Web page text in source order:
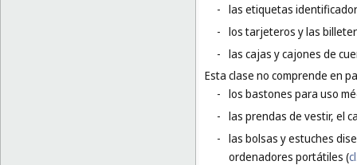
- las etiquetas
- los tarjeteros y las
- las cajas y cajones de
Esta clase no comprende en
- los bastones para uso
- las prendas de vestir, el
- las bolsas y estuches
ordenadores portátiles (